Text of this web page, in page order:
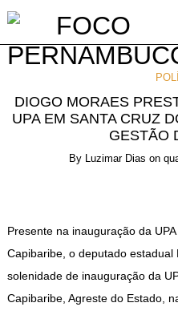
DIOGO MORAES
UPA EM SANTA CRUZ
GESTÃO
By Luzimar Dias on
Presente na inauguração da
Capibaribe, o deputado
solenidade de inauguração da
Capibaribe, Agreste do Estado,